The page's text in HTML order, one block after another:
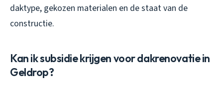
daktype, gekozen materialen en de staat van de
constructie.
Kan ik subsidie krijgen voor dakrenovatie in
Geldrop?